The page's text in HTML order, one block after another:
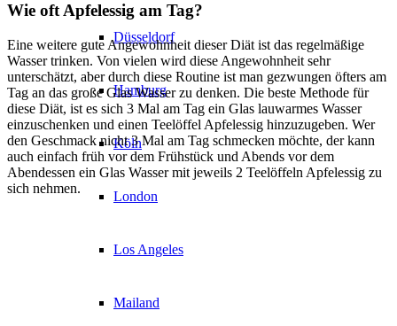
Düsseldorf
Hamburg
Köln
London
Los Angeles
Mailand
Wie oft Apfelessig am Tag?
Eine weitere gute Angewohnheit dieser Diät ist das regelmäßige
Wasser trinken. Von vielen wird diese Angewohnheit sehr
unterschätzt, aber durch diese Routine ist man gezwungen öfters am
Tag an das große Glas Wasser zu denken. Die beste Methode für
diese Diät, ist es sich 3 Mal am Tag ein Glas lauwarmes Wasser
einzuschenken und einen Teelöffel Apfelessig hinzuzugeben. Wer
den Geschmack nicht 3 Mal am Tag schmecken möchte, der kann
auch einfach früh vor dem Frühstück und Abends vor dem
Abendessen ein Glas Wasser mit jeweils 2 Teelöffeln Apfelessig zu
sich nehmen.